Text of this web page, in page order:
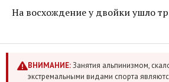
На восхождение у двойки ушло
ВНИМАНИЕ:Занятия альпинизмом,
экстремальными видами спорта